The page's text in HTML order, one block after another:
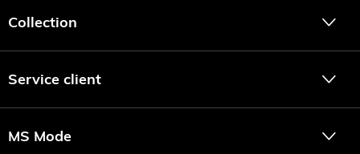
Collection
Service client
MS Mode